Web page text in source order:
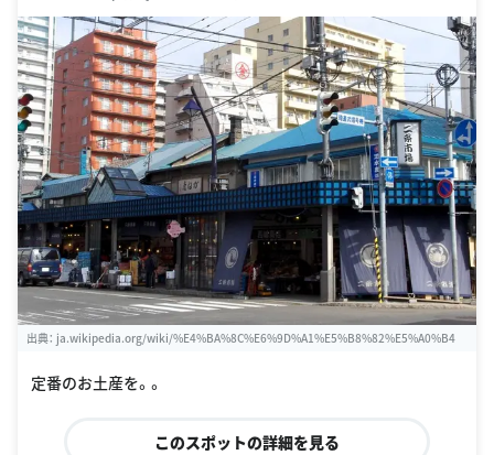
出典： ja.wikipedia.org/wiki/%E4%BA%8C%E6%9D%A1%E5%B8%82%E5%A0%B4
定番のお土産を。。
このスポットの詳細を見る